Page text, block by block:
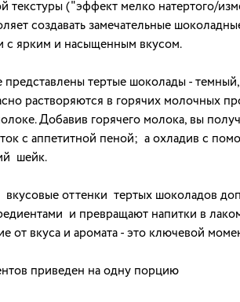
текстуры ("эффект мелко натертого/
создавать замечательные
с ярким и насыщенным вкусом.
представлены тертые шоколады -
растворяются в горячих молочных
Добавив горячего молока, вы
с аппетитной пеной; а охладив с
шейк.
оттенки тертых шоколадов
и превращают напитки в
от вкуса и аромата - это ключевой
приведен на одну порцию